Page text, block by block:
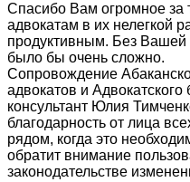
Спасибо Вам огромное за
адвокатам в их нелегкой
продуктивным. Без
было бы очень сложно.
Сопровождение
адвокатов и
консультант Юлия
благодарность от лица
рядом, когда это
обратит внимание
законодательстве